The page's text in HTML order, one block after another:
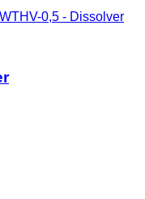
0,5 - Dissolver